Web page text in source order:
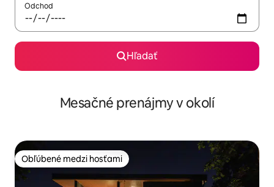
Odchod
Hľadať
Mesačné prenájmy v okolí
Obľúbené medzi hosťami
Obľúbené medzi hosťami